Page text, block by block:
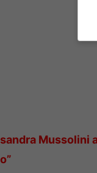
Mussolini